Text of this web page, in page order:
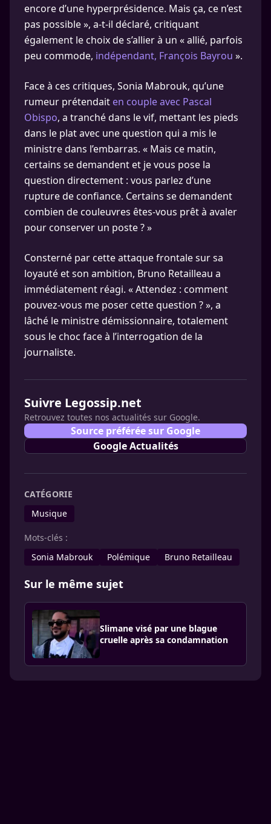
encore d’une hyperprésidence. Mais ça, ce n’est
pas possible », a-t-il déclaré, critiquant
également le choix de s’allier à un « allié, parfois
peu commode, indépendant, François Bayrou ».
Face à ces critiques, Sonia Mabrouk, qu’une
rumeur prétendait en couple avec Pascal
Obispo, a tranché dans le vif, mettant les pieds
dans le plat avec une question qui a mis le
ministre dans l’embarras. « Mais ce matin,
certains se demandent et je vous pose la
question directement : vous parlez d’une
rupture de confiance. Certains se demandent
combien de couleuvres êtes-vous prêt à avaler
pour conserver un poste ? »
Consterné par cette attaque frontale sur sa
loyauté et son ambition, Bruno Retailleau a
immédiatement réagi. « Attendez : comment
pouvez-vous me poser cette question ? », a
lâché le ministre démissionnaire, totalement
sous le choc face à l’interrogation de la
journaliste.
Suivre Legossip.net
Retrouvez toutes nos actualités sur Google.
Source préférée sur Google
Google Actualités
CATÉGORIE
Musique
Mots-clés :
Sonia Mabrouk
Polémique Bruno Retailleau
Sur le même sujet
Slimane visé par une blague
cruelle après sa condamnation